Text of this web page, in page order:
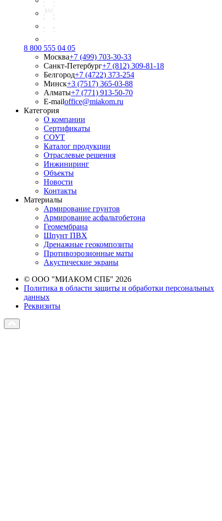
8 800 555 04 05
Москва+7 (499) 703-30-33
Санкт-Петербург+7 (812) 309-81-18
Белгород+7 (4722) 373-254
Минск+3 (7517) 365-03-88
Алматы+7 (771) 913-50-70
E-mailoffice@miakom.ru
Категория
О компании
Сертификаты
СОУТ
Каталог продукции
Отраслевые решения
Инжиниринг
Объекты
Новости
Контакты
Материалы
Армирование грунтов
Армирование асфальтобетона
Геомембрана
Шпунт ПВХ
Дренажные геокомпозиты
Противоэрозионные маты
Акустические экраны
© ООО "МИАКОМ СПБ" 2026
Политика в области защиты и обработки персональных
данных
Реквизиты